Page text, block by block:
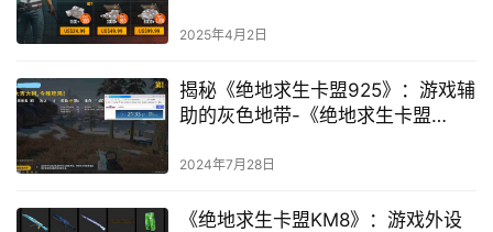
2025年4月2日
揭秘《绝地求生卡盟925》：游戏辅
助的灰色地带-《绝地求生卡盟
2024年7月28日
《绝地求生卡盟KM8》：游戏外设